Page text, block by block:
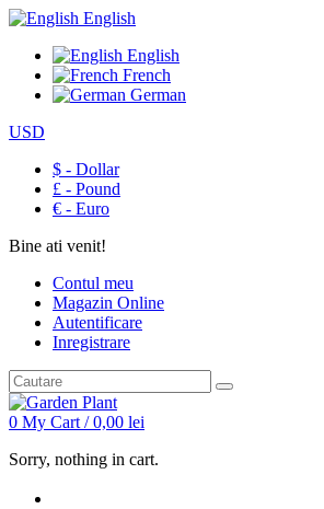
English
English
French
German
USD
$ - Dollar
£ - Pound
€ - Euro
Bine ati venit!
Contul meu
Magazin Online
Autentificare
Inregistrare
0 My Cart /0,00 lei
Sorry, nothing in cart.